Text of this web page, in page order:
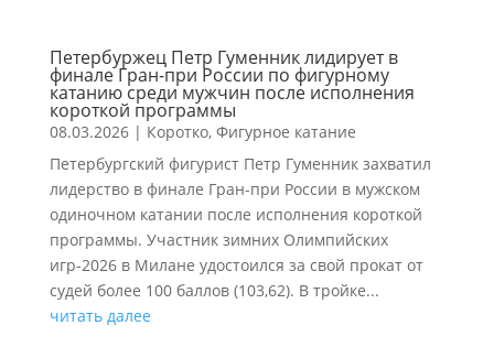
Петербуржец Петр Гуменник лидирует в
финале Гран-при России по фигурному
катанию среди мужчин после исполнения
короткой программы
08.03.2026| Коротко, Фигурное катание
Петербургский фигурист Петр Гуменник захватил
лидерство в финале Гран-при России в мужском
одиночном катании после исполнения короткой
программы. Участник зимних Олимпийских
игр-2026 в Милане удостоился за свой прокат от
судей более 100 баллов (103,62). В тройке...
читать далее